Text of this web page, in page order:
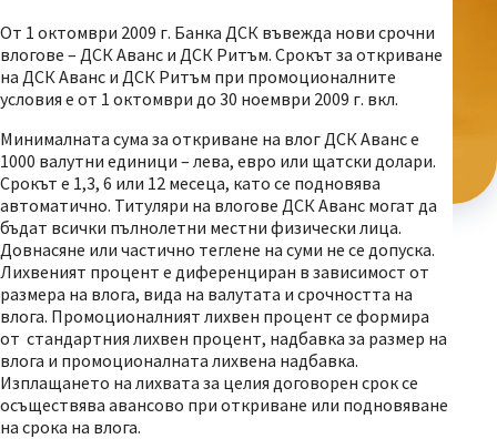
От 1 октомври 2009 г. Банка ДСК въвежда нови срочни
влогове – ДСК Аванс и ДСК Ритъм. Срокът за откриване
на ДСК Аванс и ДСК Ритъм при промоционалните
условия е от 1 октомври до 30 ноември 2009 г. вкл.
Минималната сума за откриване на влог ДСК Аванс е
1000 валутни единици – лева, евро или щатски долари.
Срокът е 1,3, 6 или 12 месеца, като се подновява
автоматично. Титуляри на влогове ДСК Аванс могат да
бъдат всички пълнолетни местни физически лица.
Довнасяне или частично теглене на суми не се допуска.
Лихвеният процент е диференциран в зависимост от
размера на влога, вида на валутата и срочността на
влога. Промоционалният лихвен процент се формира
от стандартния лихвен процент, надбавка за размер на
влога и промоционалната лихвена надбавка.
Изплащането на лихвата за целия договорен срок се
осъществява авансово при откриване или подновяване
на срока на влога.